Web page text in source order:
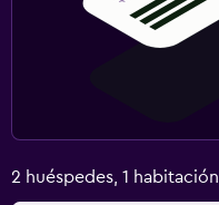
2 huéspedes, 1 habitación